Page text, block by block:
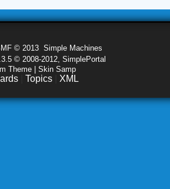
© 2013 Simple Machines
© 2008-2012, SimplePortal
Theme | Skin Samp
Topics XML